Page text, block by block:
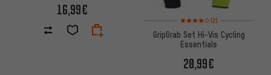
16,99€ Note moyenne : 4 sur 5
(2)
GripGrab Set Hi-Vis Cycling
Essentials
20,99€